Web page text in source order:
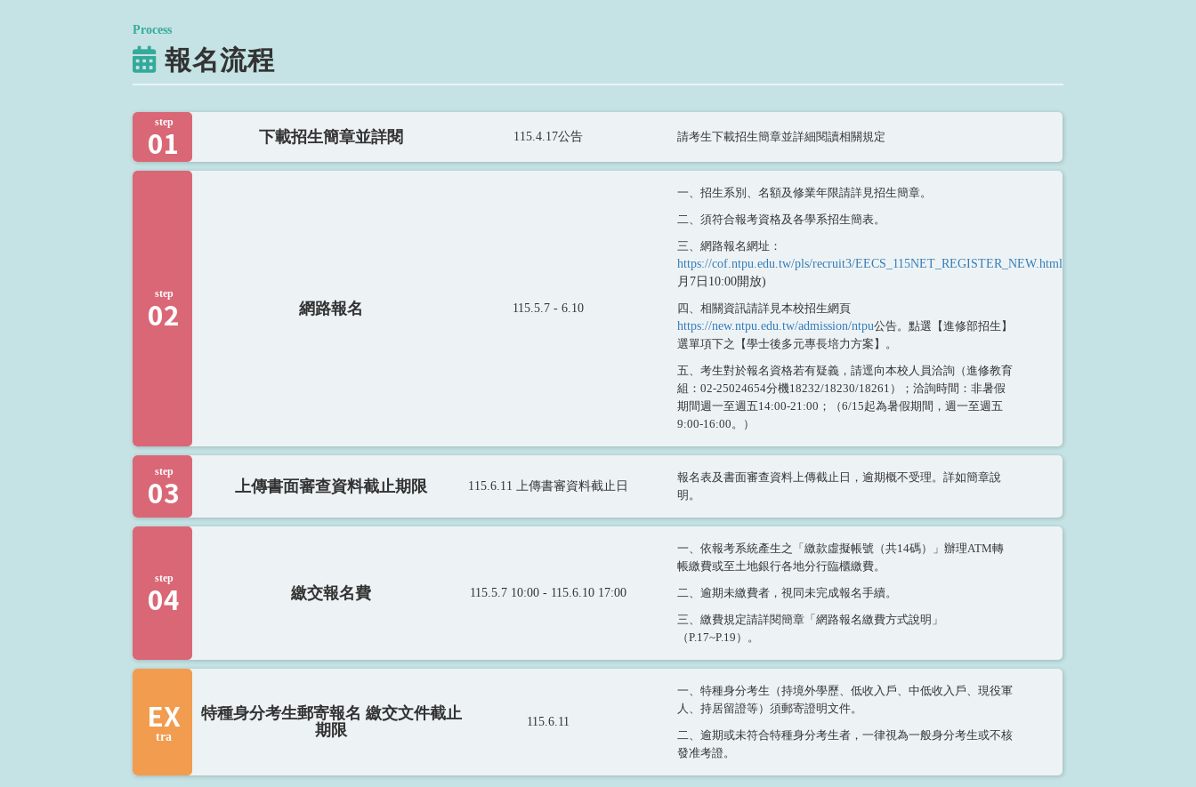
Process
報名流程
step
01 下載招生簡章並詳閱 115.4.17公告 請考生下載招生簡章並詳細閱讀相關規定
step
02 網路報名 115.5.7 - 6.10
一、招生系別、名額及修業年限請詳見招生簡章。
二、須符合報考資格及各學系招生簡表。
三、網路報名網址：
https://cof.ntpu.edu.tw/pls/recruit3/EECS_115NET_REGISTER_NEW.html
月7日10:00開放)
四、相關資訊請詳見本校招生網頁
https://new.ntpu.edu.tw/admission/ntpu公告。點選【進修部招生】
選單項下之【學士後多元專長培力方案】。
五、考生對於報名資格若有疑義，請逕向本校人員洽詢（進修教育
組：02-25024654分機18232/18230/18261）；洽詢時間：非暑假
期間週一至週五14:00-21:00；（6/15起為暑假期間，週一至週五
9:00-16:00。）
step
03 上傳書面審查資料截止期限 115.6.11 上傳書審資料截止日
報名表及書面審查資料上傳截止日，逾期概不受理。詳如簡章說
明。
step
04 繳交報名費 115.5.7 10:00 - 115.6.10 17:00
一、依報考系統產生之「繳款虛擬帳號（共14碼）」辦理ATM轉
帳繳費或至土地銀行各地分行臨櫃繳費。
二、逾期未繳費者，視同未完成報名手續。
三、繳費規定請詳閱簡章「網路報名繳費方式說明」
（P.17~P.19）。
EX
tra
特種身分考生郵寄報名 繳交文件截止
期限
115.6.11
一、特種身分考生（持境外學歷、低收入戶、中低收入戶、現役軍
人、持居留證等）須郵寄證明文件。
二、逾期或未符合特種身分考生者，一律視為一般身分考生或不核
發准考證。